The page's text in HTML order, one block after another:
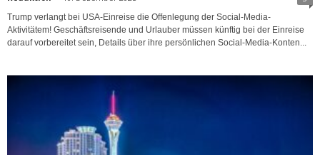
Trump verlangt bei USA-Einreise die Offenlegung der Social-Media-
Aktivitätem! Geschäftsreisende und Urlauber müssen künftig bei der Einreise
darauf vorbereitet sein, Details über ihre persönlichen Social-Media-Konten...